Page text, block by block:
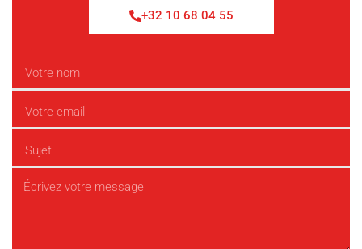
+32 10 68 04 55